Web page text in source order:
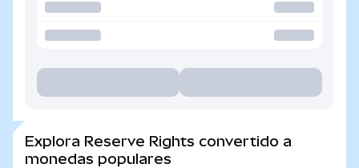
Explora Reserve Rights convertido a
monedas populares